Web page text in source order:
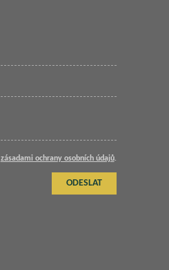
zásadami ochrany osobních údajů.
ODESLAT